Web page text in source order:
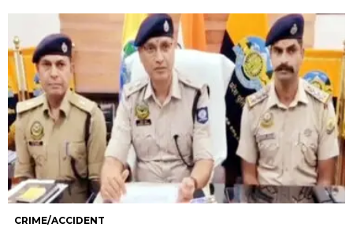
CRIME/ACCIDENT